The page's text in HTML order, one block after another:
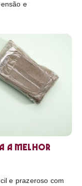
e
a melhor
e prazeroso com